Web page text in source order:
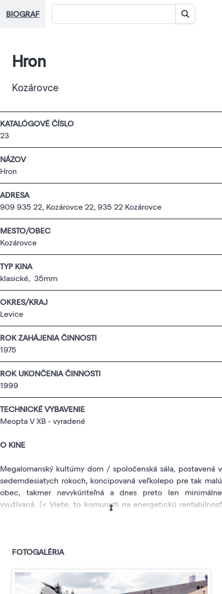
BIOGRAF
Hron
Kozárovce
KATALÓGOVÉ ČÍSLO
23
NÁZOV
Hron
ADRESA
909 935 22, Kozárovce 22, 935 22 Kozárovce
MESTO/OBEC
Kozárovce
TYP KINA
klasické, 35mm
OKRES/KRAJ
Levice
ROK ZAHÁJENIA ČINNOSTI
1975
ROK UKONČENIA ČINNOSTI
1999
TECHNICKÉ VYBAVENIE
Meopta V XB - vyradené
O KINE
Megalomanský kultúrny dom / spoločenská sála, postavená v
sedemdesiatych rokoch, koncipovaná veľkolepo pre tak malú
obec, takmer nevykúriteľná a dnes preto len minimálne
využívaná. (« Viete, to komunisti na energetickú rentabilnosť
impozantných detailov.
vedúceho - pána Laca Mráza. Agilný a dominantný vedúci,
ktorý dokázal pre miestne kultúrne vyžitie zorganizovať
FOTOGALÉRIA